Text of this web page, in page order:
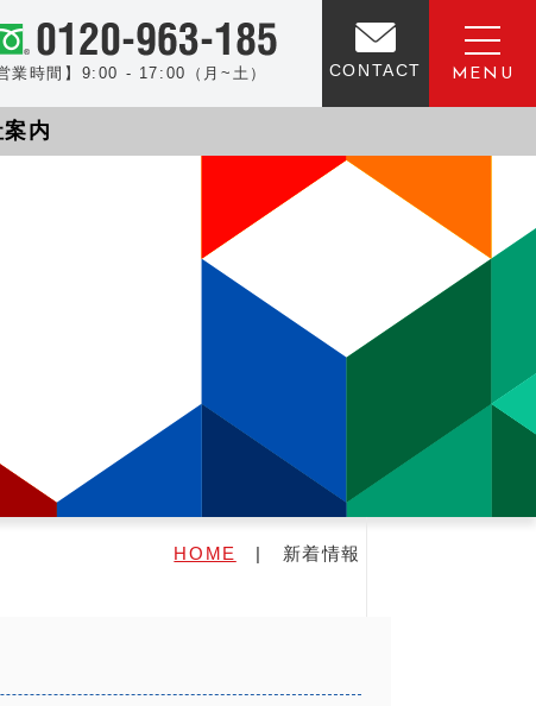
営業時間】9:00 - 17:00（月~土） CONTACT
内
HOME | 新着情報